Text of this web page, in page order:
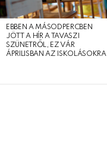
EBBEN A MÁSODPERCBEN
JÖTT A HÍR A TAVASZI
SZÜNETRŐL, EZ VÁR
ÁPRILISBAN AZ ISKOLÁSOKRA